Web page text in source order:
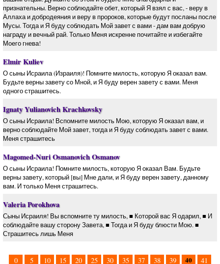
признательны. Верно соблюдайте обет, который Я взял с вас, - веру в
Аллаха и добродеяния и веру в пророков, которые будут посланы после
Мусы. Тогда и Я буду соблюдать Мой завет с вами - дам вам добрую
награду и вечный рай. Только Меня искренне почитайте и избегайте
Моего гнева!
Elmir Kuliev
О сыны Исраила (Израиля)! Помните милость, которую Я оказал вам.
Будьте верны завету со Мной, и Я буду верен завету с вами. Меня
одного страшитесь.
Ignaty Yulianovich Krachkovsky
О сыны Исраила! Вспомните милость Мою, которую Я оказал вам, и
верно соблюдайте Мой завет, тогда и Я буду соблюдать завет с вами.
Меня страшитесь
Magomed-Nuri Osmanovich Osmanov
О сыны Исраила! Помните милость, которую Я оказал Вам. Будьте
верны завету, который [вы] Мне дали, и Я буду верен завету, данному
вам. И только Меня страшитесь.
Valeria Porokhova
Сыны Исраиля! Вы вспомните ту милость, ■ Которой вас Я одарил, ■ И
соблюдайте вашу сторону Завета, ■ Тогда и Я буду блюсти Мою. ■
Страшитесь лишь Меня
0 5 10 15 20 25 30 35 37 38 39 40 41